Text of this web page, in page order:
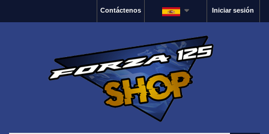
Iniciar sesión
Contáctenos